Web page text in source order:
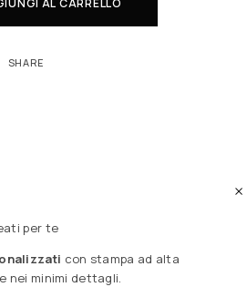
SHARE
per te
con stampa ad alta
nei minimi dettagli.